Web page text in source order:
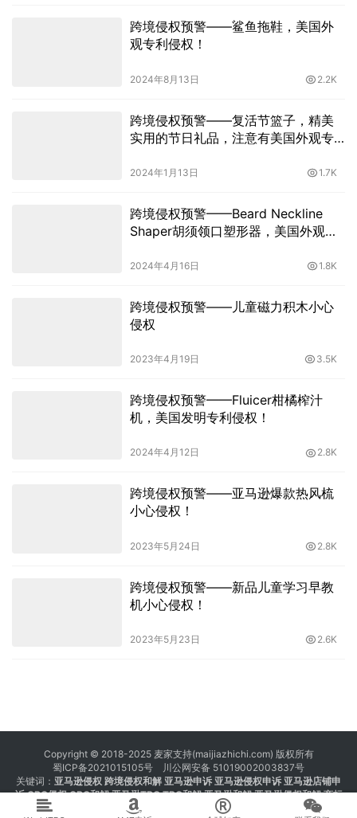
跨境侵权预警——鲨鱼拖鞋，美国外
观专利侵权！
2024年8月13日 2.2K
跨境侵权预警——复活节篮子，精美
实用的节日礼品，注意有美国外观专
2024年1月13日 1.7K
跨境侵权预警——Beard Neckline
Shaper胡须领口塑形器，美国外观专
2024年4月16日 1.8K
跨境侵权预警——儿童磁力积木小心
侵权
2023年4月19日 3.5K
跨境侵权预警——Fluicer柑橘榨汁
机，美国发明专利侵权！
2024年4月12日 2.8K
跨境侵权预警——亚马逊爆款热风梳
小心侵权！
2023年5月24日 2.8K
跨境侵权预警——新品儿童学习早教
机小心侵权！
2023年5月23日 2.6K
Copyright © 2018-2025 麦家支持(maijiazhichi.com) 版权所有
蜀ICP备2021015105号
川公网安备 51019002003837号
关键词： 亚马逊侵权 跨境侵权和解 亚马逊申诉 亚马逊侵权申诉 亚马逊店铺申
诉 GBC侵权 GBC和解 亚马逊TRO TRO和解 亚马逊和解 亚马逊侵权和解商标
注册 专利注册 版权注册